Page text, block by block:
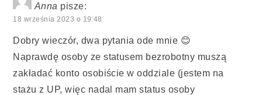
Anna pisze:
18 września 2023 o 19:48
Dobry wieczór, dwa pytania ode mnie 😊
Naprawdę osoby ze statusem bezrobotny muszą
zakładać konto osobiście w oddziale (jestem na
stażu z UP, więc nadal mam status osoby